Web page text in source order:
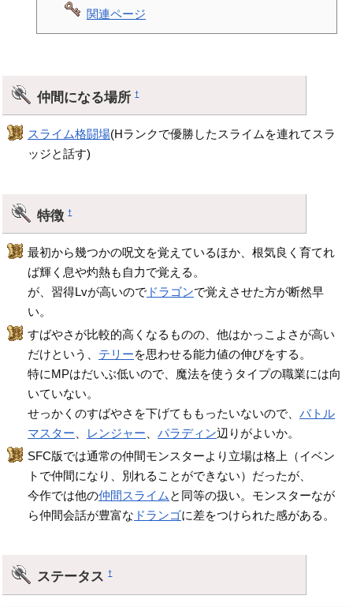
関連ページ
仲間になる場所†
スライム格闘場(Hランクで優勝したスライムを連れてスラ
ッジと話す)
特徴†
最初から幾つかの呪文を覚えているほか、根気良く育てれ
ば輝く息や灼熱も自力で覚える。
が、習得Lvが高いので ドラゴンで覚えさせた方が断然早
い。
すばやさが比較的高くなるものの、他はかっこよさが高い
だけという、 テリーを思わせる能力値の伸びをする。
特にMPはだいぶ低いので、魔法を使うタイプの職業には向
いていない。
せっかくのすばやさを下げてももったいないので、バトル
マスター
レンジャー 、パラディン辺りがよいか。
SFC版では通常の仲間モンスターより立場は格上（イベン
トで仲間になり、別れることができない）だったが、
今作では他の仲間スライム と同等の扱い。モンスターなが
ら仲間会話が豊富な ドランゴに差をつけられた感がある。
ステータス†